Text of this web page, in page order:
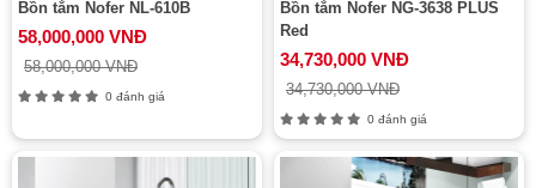
Bồn tắm Nofer NL-610B
58,000,000 VNĐ
58,000,000 VNĐ
0 đánh giá
Bồn tắm Nofer NG-3638 PLUS
Red
34,730,000 VNĐ
34,730,000 VNĐ
0 đánh giá